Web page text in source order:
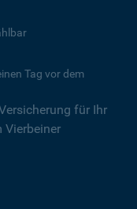
Tag vor dem
für Ihr
Vierbeiner